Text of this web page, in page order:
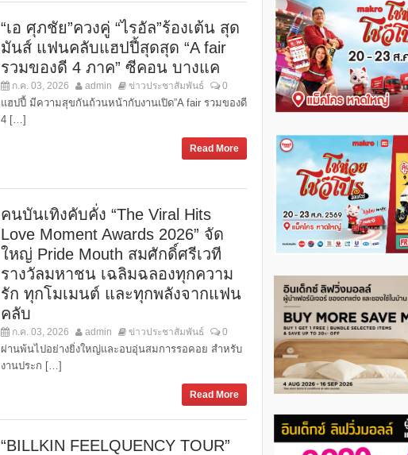
“เอ ศุภชัย”ควงคู่ “ไรอัล”ร้องเต้น สุด
มันส์ แฟนคลับแฮปปี้สุดสุด “A fair
รวมของดี 4 ภาค” ซีคอน บางแค
ก.ค. 03, 2026 admin ข่าวประชาสัมพันธ์ 0
แฮปปี้ มีความสุขกันถ้วนหน้ากับงานเปิด”A fair รวมของดี
4 […]
Read More
คนบันเทิงคับคั่ง “The Viral Hits
Love Moment Awards 2026” จัด
ใหญ่ Pride Mouth สมศักดิ์ศรีเวที
รางวัลมหาชน เฉลิมฉลองทุกความ
รัก ทุกโมเมนต์ และทุกพลังจากแฟน
คลับ
ก.ค. 03, 2026 admin ข่าวประชาสัมพันธ์ 0
ผ่านพ้นไปอย่างยิ่งใหญ่และอบอุ่นสมการรอคอย สำหรับ
งานประก […]
Read More
“BILLKIN FEELQUENCY TOUR”